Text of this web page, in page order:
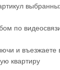
по
и въезжаете
квартиру